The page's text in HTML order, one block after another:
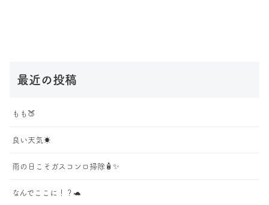
最近の投稿
もも🍑
良い天気☀️
雨の日こそガスコンロ掃除🧴✨
なんでここに！？🐢